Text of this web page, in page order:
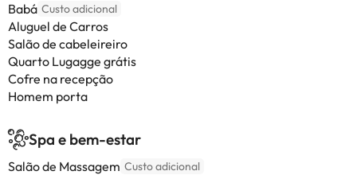
Babá Custo adicional
Aluguel de Carros
Salão de cabeleireiro
Quarto Lugagge grátis
Cofre na recepção
Homem porta
Spa e bem-estar
Salão de Massagem Custo adicional